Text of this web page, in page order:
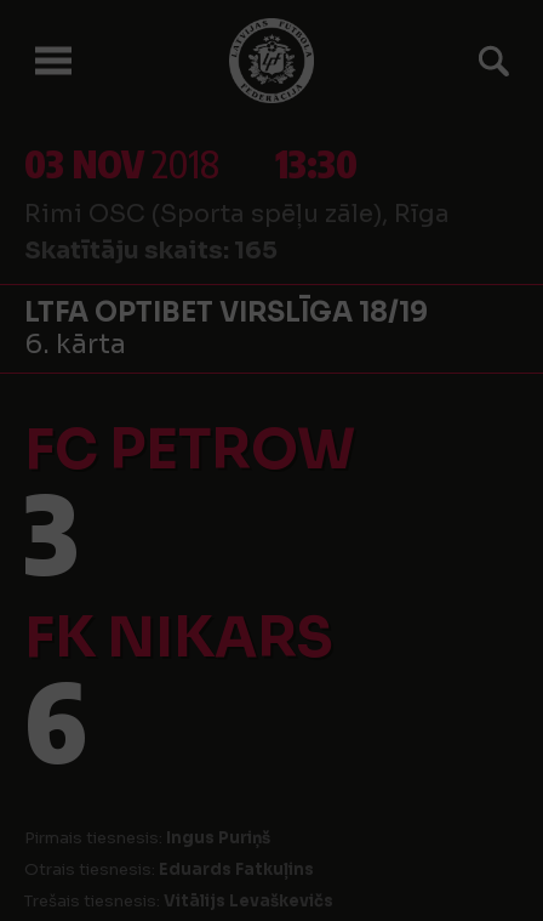
03 NOV2018 13:30
Rimi OSC (Sporta spēļu zāle), Rīga
Skatītāju skaits: 165
LTFA OPTIBET VIRSLĪGA 18/19
6. kārta
FC PETROW
3
FK NIKARS
6
Pirmais tiesnesis: Ingus Puriņš
Otrais tiesnesis: Eduards Fatkuļins
Trešais tiesnesis: Vitālijs Levaškevičs